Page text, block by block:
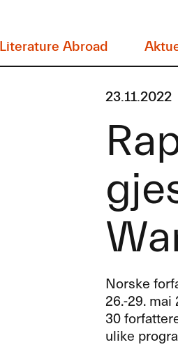
Abroad
23.11.2022
Norske
26.-29. mai
30
ulike